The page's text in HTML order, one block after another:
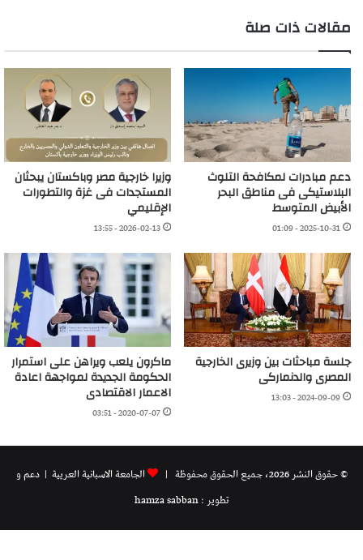
مقالات ذات صلة
دعم مبادرات لمكافحة التلوث
البلاستيكى فى مناطق البحر
الأبيض المتوسط
2025-10-31 - 01:09
وزيرا خارجية مصر وباكستان يبحثان
المستجدات فى غزة والتطورات
الإقليمي
2026-02-13 - 13:55
جلسة مباحثات بين وزيرى الخارجية
المصرى والدنماركى
2024-09-09 - 13:03
ماكرون يلعب ويراهن على استمرار
الحكومة الجديدة لمواجهة اعادة
الاعمار الاقتصادى
2020-07-07 - 03:51
© حقوق النشر 2026، جميع الحقوق محفوظة | الجامعة الاسبانية العريية | دعم و
تطوير : hamza sabban